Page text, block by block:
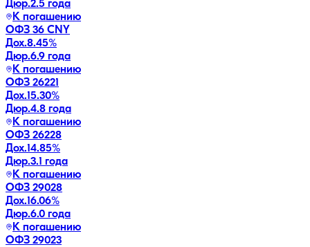
Дюр.2.5 года
К погашению
ОФЗ 36 CNY
Дох.8.45%
Дюр.6.9 года
К погашению
ОФЗ 26221
Дох.15.30%
Дюр.4.8 года
К погашению
ОФЗ 26228
Дох.14.85%
Дюр.3.1 года
К погашению
ОФЗ 29028
Дох.16.06%
Дюр.6.0 года
К погашению
ОФЗ 29023